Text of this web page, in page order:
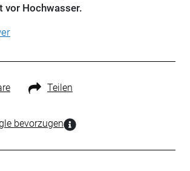
vor Hochwasser.
Teilen
bevorzugen